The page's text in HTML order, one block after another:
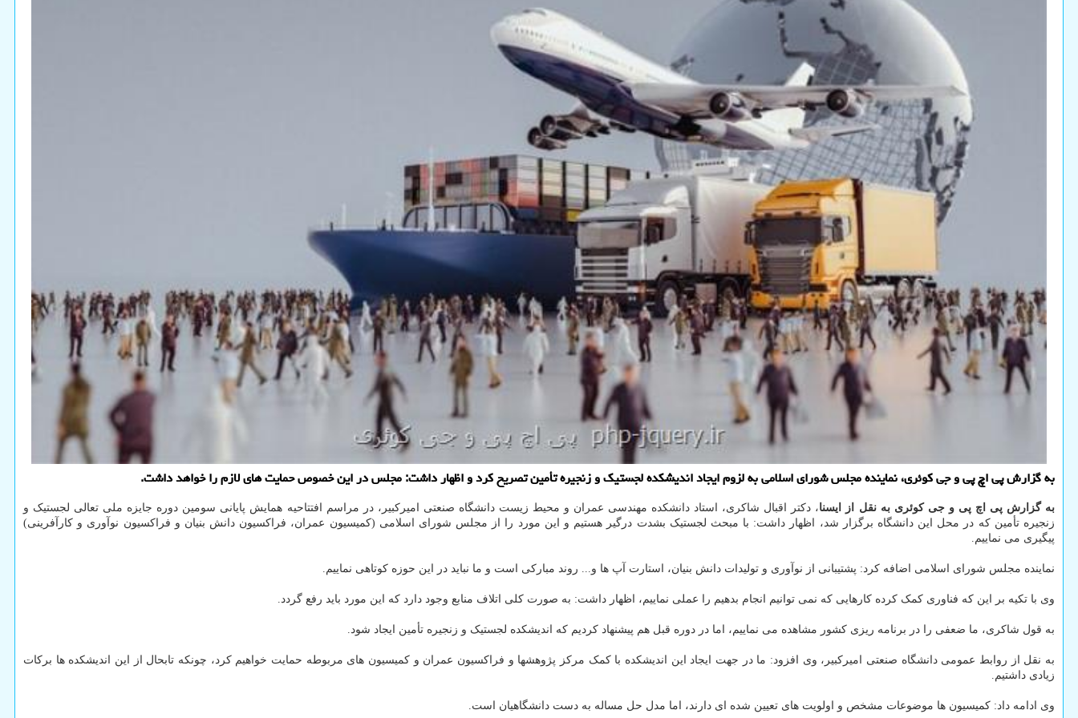
به گزارش پی اچ پی و جی کوئری، نماینده مجلس شورای اسلامی به لزوم ایجاد اندیشکده لجستیک و زنجیره تأمین تصریح کرد و اظهار داشت: مجلس در این خصوص حمایت های لازم را خواهد داشت.
به گزارش پی اچ پی و جی کوئری به نقل از ایسنا، دکتر اقبال شاکری، استاد دانشکده مهندسی عمران و محیط زیست دانشگاه صنعتی امیرکبیر، در مراسم افتتاحیه همایش پایانی سومین دوره جایزه ملی تعالی لجستیک و
زنجیره تأمین که در محل این دانشگاه برگزار شد، اظهار داشت: با مبحث لجستیک بشدت درگیر هستیم و این مورد را از مجلس شورای اسلامی (کمیسیون عمران، فراکسیون دانش بنیان و فراکسیون نوآوری و کارآفرینی)
پیگیری می نماییم.
نماینده مجلس شورای اسلامی اضافه کرد: پشتیبانی از نوآوری و تولیدات دانش بنیان، استارت آپ ها و... روند مبارکی است و ما نباید در این حوزه کوتاهی نماییم.
وی با تکیه بر این که فناوری کمک کرده کارهایی که نمی توانیم انجام بدهیم را عملی نماییم، اظهار داشت: به صورت کلی اتلاف منابع وجود دارد که این مورد باید رفع گردد.
به قول شاکری، ما ضعفی را در برنامه ریزی کشور مشاهده می نماییم، اما در دوره قبل هم پیشنهاد کردیم که اندیشکده لجستیک و زنجیره تأمین ایجاد شود.
به نقل از روابط عمومی دانشگاه صنعتی امیرکبیر، وی افزود: ما در جهت ایجاد این اندیشکده با کمک مرکز پژوهشها و فراکسیون عمران و کمیسیون های مربوطه حمایت خواهیم کرد، چونکه تابحال از این اندیشکده ها برکات
زیادی داشتیم.
وی ادامه داد: کمیسیون ها موضوعات مشخص و اولویت های تعیین شده ای دارند، اما مدل حل مساله به دست دانشگاهیان است.